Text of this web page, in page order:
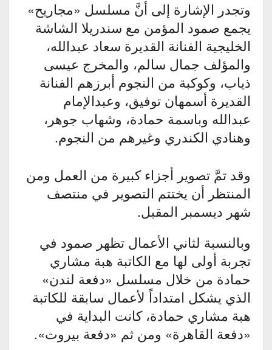
وتجدر الإشارة إلى أنَّ مسلسل «مجاريح»
يجمع صمود المؤمن مع سندريلا الشاشة
الخليجية الفنانة القديرة سعاد عبدالله،
والمؤلف جمال سالم، والمخرج عيسى
ذياب، وكوكبة من النجوم أبرزهم الفنانة
القديرة أسمهان توفيق، وعبدالإمام
عبدالله وباسمة حمادة، وشهاب جوهر،
وهنادي الكندري وغيرهم من النجوم.
وقد تمَّ تصوير أجزاء كبيرة من العمل ومن
المنتظر أن يختتم التصوير في منتصف
شهر ديسمبر المقبل.
وبالنسبة لثاني الأعمال تظهر صمود في
تجربة أولى لها مع الكاتبة هبة مشاري
حمادة من خلال مسلسل «دفعة لندن»
الذي يشكل امتداداً لأعمال سابقة للكاتبة
هبة مشاري حمادة، كانت البداية في
«دفعة القاهرة» ومن ثم «دفعة بيروت».